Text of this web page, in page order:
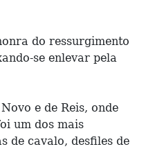
do ressurgimento
se enlevar pela
e de Reis, onde
um dos mais
de cavalo, desfiles de